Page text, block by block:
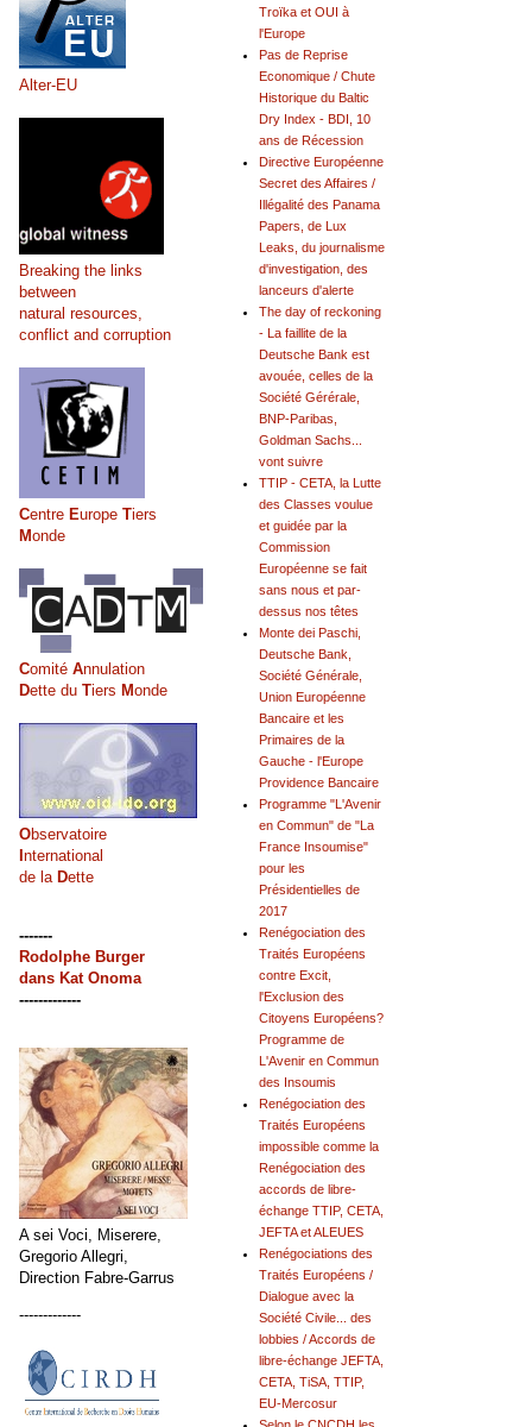
Troïka et OUI à
l'Europe
Pas de Reprise
Economique / Chute
Historique du Baltic
Dry Index - BDI, 10
ans de Récession
Directive Européenne
Secret des Affaires /
Illégalité des Panama
Papers, de Lux
Leaks, du journalisme
d'investigation, des
lanceurs d'alerte
The day of reckoning
- La faillite de la
Deutsche Bank est
avouée, celles de la
Société Gérérale,
BNP-Paribas,
Goldman Sachs...
vont suivre
TTIP - CETA, la Lutte
des Classes voulue
et guidée par la
Commission
Européenne se fait
sans nous et par-
dessus nos têtes
Monte dei Paschi,
Deutsche Bank,
Société Générale,
Union Européenne
Bancaire et les
Primaires de la
Gauche - l'Europe
Providence Bancaire
Programme "L'Avenir
en Commun" de "La
France Insoumise"
pour les
Présidentielles de
2017
Renégociation des
Traités Européens
contre Excit,
l'Exclusion des
Citoyens Européens?
Programme de
L'Avenir en Commun
des Insoumis
Renégociation des
Traités Européens
impossible comme la
Renégociation des
accords de libre-
échange TTIP, CETA,
JEFTA et ALEUES
Renégociations des
Traités Européens /
Dialogue avec la
Société Civile... des
lobbies / Accords de
libre-échange JEFTA,
CETA, TiSA, TTIP,
EU-Mercosur
Alter-EU
Breaking the links
between
natural resources,
conflict and corruption
Centre Europe Tiers
Monde
Comité Annulation
Dette du Tiers Monde
Observatoire
International
de la Dette
-------
Rodolphe Burger
dans Kat Onoma
-------------
A sei Voci, Miserere,
Gregorio Allegri,
Direction Fabre-Garrus
-------------